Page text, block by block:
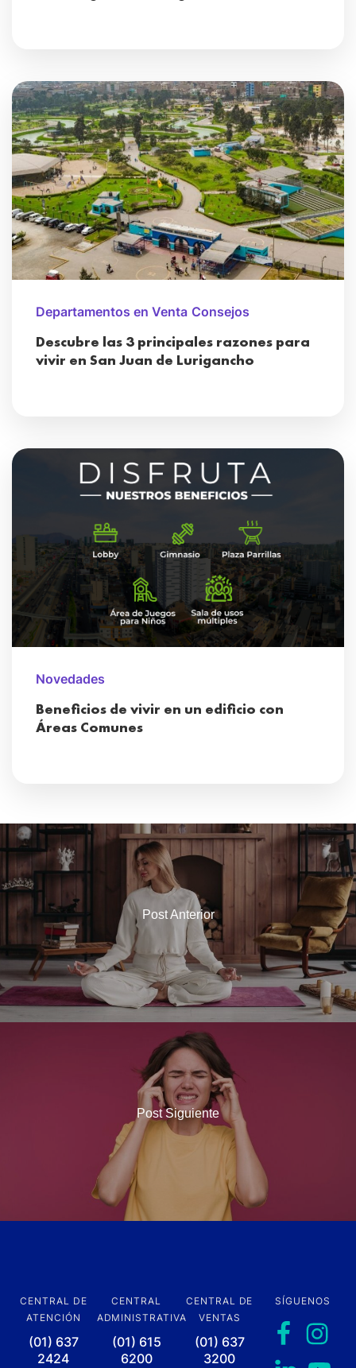
Departamentos en Venta Consejos
Descubre las 3 principales razones para
vivir en San Juan de Lurigancho
Novedades
Beneficios de vivir en un edificio con
Áreas Comunes
Post Anterior
Post Siguiente
CENTRAL DE
ATENCIÓN
(01) 637
2424
CENTRAL
ADMINISTRATIVA
(01) 615
6200
CENTRAL DE
VENTAS
(01) 637
3200
SÍGUENOS